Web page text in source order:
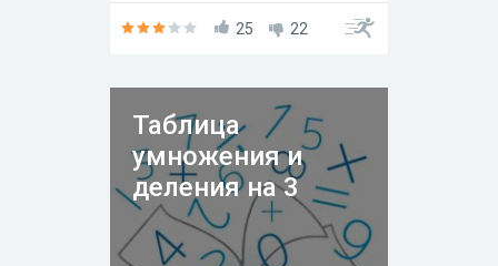
25 22
Таблица
умножения и
деления на 3